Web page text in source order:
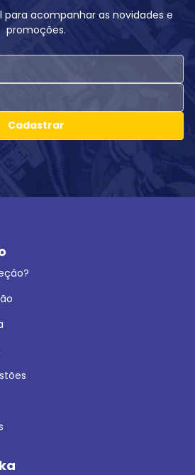
acompanhar as novidades e
promoções.
Cadastrar